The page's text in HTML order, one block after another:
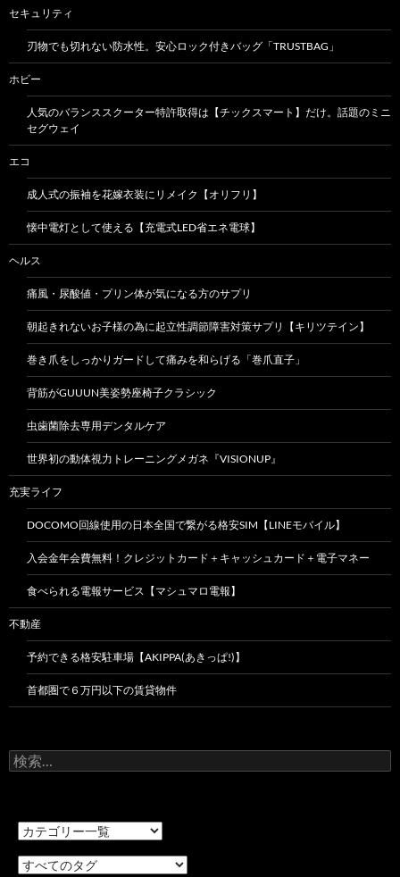
セキュリティ
刃物でも切れない防水性。安心ロック付きバッグ「TRUSTBAG」
ホビー
人気のバランススクーター特許取得は【チックスマート】だけ。話題のミニ
セグウェイ
エコ
成人式の振袖を花嫁衣装にリメイク【オリフリ】
懐中電灯として使える【充電式LED省エネ電球】
ヘルス
痛風・尿酸値・プリン体が気になる方のサプリ
朝起きれないお子様の為に起立性調節障害対策サプリ【キリツテイン】
巻き爪をしっかりガードして痛みを和らげる「巻爪直子」
背筋がGUUUN美姿勢座椅子クラシック
虫歯菌除去専用デンタルケア
世界初の動体視力トレーニングメガネ『VISIONUP』
充実ライフ
DOCOMO回線使用の日本全国で繋がる格安SIM【LINEモバイル】
入会金年会費無料！クレジットカード＋キャッシュカード＋電子マネー
食べられる電報サービス【マシュマロ電報】
不動産
予約できる格安駐車場【AKIPPA(あきっぱ!)】
首都圏で６万円以下の賃貸物件
検
索: